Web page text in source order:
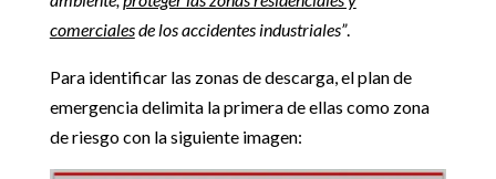
comercialesde los accidentes industriales”.
Para identificar las zonas de descarga, el plan de
emergencia delimita la primera de ellas como zona
de riesgo con la siguiente imagen: